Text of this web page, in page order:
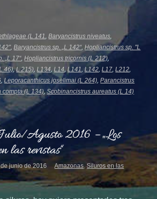
(L 141,Baryancistrus niveatus,
,Baryancistrus sp. „L 142“,Hopliancistrus sp. "L
„L 17“,Hopliancistrus tricornis (L 212),
46),L 215),L134,L14,L141,L142,L17,L212,
,Leporacanthicus joselimai (L 264),Parancistrus
compta (L 134),Scobinancistrus aureatus (L 14)
Agusto 2016 – „Los
las revistas“
junio de 2016 Amazonas,Siluros en las